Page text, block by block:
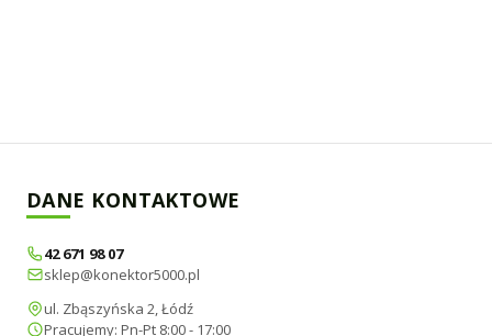
DANE KONTAKTOWE
42 671 98 07
sklep@konektor5000.pl
ul. Zbąszyńska 2, Łódź
Pracujemy: Pn-Pt 8:00 - 17:00